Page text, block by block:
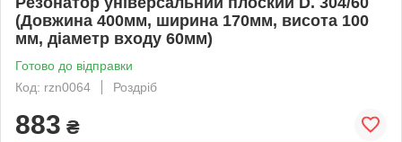
(Довжина 400мм, ширина 170мм, висота 100
мм, діаметр входу 60мм)
Готово до відправки
Код: rzn0064
Роздріб
883 ₴